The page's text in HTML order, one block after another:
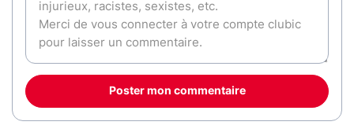
Poster mon commentaire